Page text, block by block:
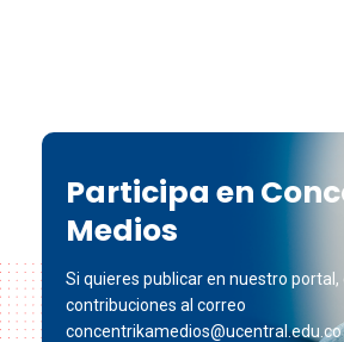
Participa en
Medios
Si quieres publicar en nuestro portal,
contribuciones al correo
concentrikamedios@ucentral.edu.co